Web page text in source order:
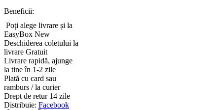
Beneficii:
Poți alege livrare și la
EasyBox New
Deschiderea coletului la
livrare Gratuit
Livrare rapidă, ajunge
la tine în 1-2 zile
Plată cu card sau
ramburs / la curier
Drept de retur 14 zile
Distribuie: Facebook